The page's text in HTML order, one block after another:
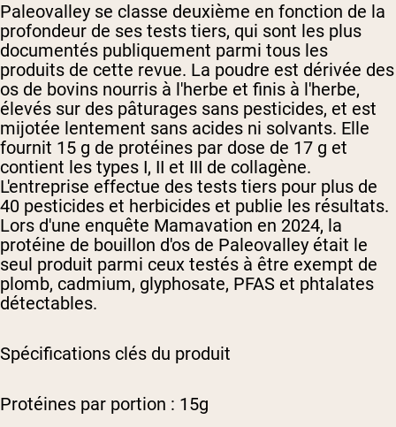
Paleovalley se classe deuxième en fonction de la
profondeur de ses tests tiers, qui sont les plus
documentés publiquement parmi tous les
produits de cette revue. La poudre est dérivée des
os de bovins nourris à l'herbe et finis à l'herbe,
élevés sur des pâturages sans pesticides, et est
mijotée lentement sans acides ni solvants. Elle
fournit 15 g de protéines par dose de 17 g et
contient les types I, II et III de collagène.
L'entreprise effectue des tests tiers pour plus de
40 pesticides et herbicides et publie les résultats.
Lors d'une enquête Mamavation en 2024, la
protéine de bouillon d'os de Paleovalley était le
seul produit parmi ceux testés à être exempt de
plomb, cadmium, glyphosate, PFAS et phtalates
détectables.
Spécifications clés du produit
Protéines par portion : 15g